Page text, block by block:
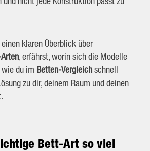
klaren Überblick über
, erfährst, worin sich die Modelle
du im Betten-Vergleichschnell
zu dir, deinem Raum und deinen
Bett-Art so viel